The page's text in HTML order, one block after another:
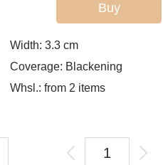
Buy
Width: 3.3 cm
Coverage: Blackening
Whsl.: from 2 items